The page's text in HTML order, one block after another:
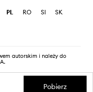
PL RO SI
SK
autorskim i należy do
Pobierz